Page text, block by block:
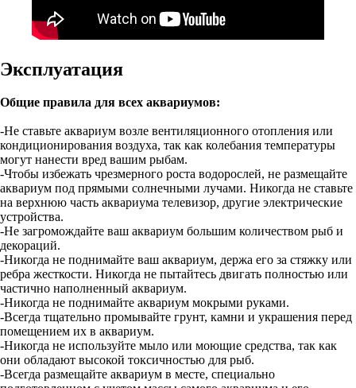
Эксплуатация
Общие правила для всех аквариумов:
-Не ставьте аквариум возле вентиляционного отопления или
кондиционирования воздуха, так как колебания температуры
могут нанести вред вашим рыбам.
-Чтобы избежать чрезмерного роста водорослей, не размещайте
аквариум под прямыми солнечными лучами. Никогда не ставьте
на верхнюю часть аквариума телевизор, другие электрические
устройства.
-Не загромождайте ваш аквариум большим количеством рыб и
декораций.
-Никогда не поднимайте ваш аквариум, держа его за стяжку или
ребра жесткости. Никогда не пытайтесь двигать полностью или
частично наполненный аквариум.
-Никогда не поднимайте аквариум мокрыми руками.
-Всегда тщательно промывайте грунт, камни и украшения перед
помещением их в аквариум.
-Никогда не используйте мыло или моющие средства, так как
они обладают высокой токсичностью для рыб.
-Всегда размещайте аквариум в месте, специально